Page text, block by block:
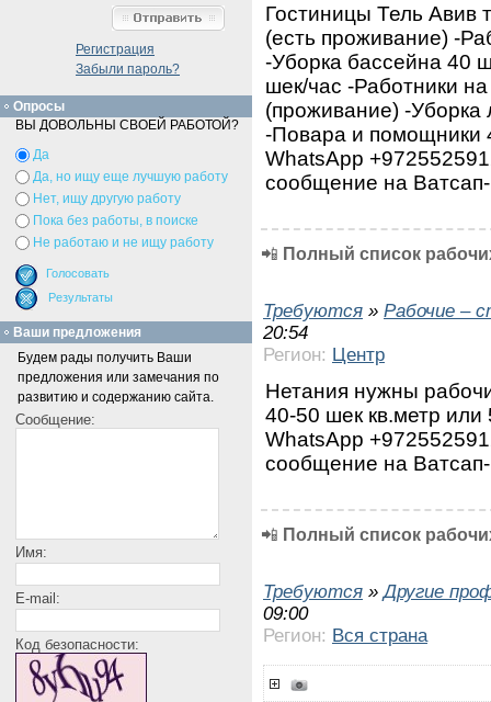
Гостиницы Тель Авив
(есть проживание) -
-Уборка бассейна 40
шек/час -Работники
(проживание) -Уборка
-Повара и помощники
WhatsApp
сообщение на
📲 Полный список
Требуются » Рабочие –
20:54
Регион: Центр
Нетания нужны
40-50 шек кв.метр
WhatsApp
сообщение на
📲 Полный список
Требуются »Другие
09:00
Регион: Вся страна
Регистрация
Забыли пароль?
Опросы
ВЫ ДОВОЛЬНЫ СВОЕЙ РАБОТОЙ?
Да
Да, но ищу еще лучшую работу
Нет, ищу другую работу
Пока без работы, в поиске
Не работаю и не ищу работу
Ваши предложения
Будем рады получить Ваши
предложения или замечания по
развитию и содержанию сайта.
Сообщение:
Имя:
E-mail:
Код безопасности: